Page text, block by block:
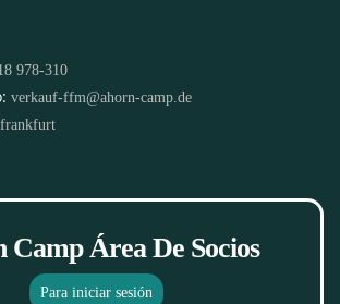
978-310
verkauf-ffm@ahorn-camp.de
Camp Área De Socios
Para iniciar sesión